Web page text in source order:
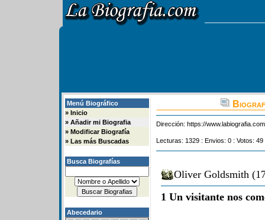
Menú Biográfico
» Inicio
» Añadir mi Biografia
» Modificar Biografía
» Las más Buscadas
Busca Biografías
Abecedario
Dirección: https://
Lecturas: 1329 : Envios: 0 : Votos:
Oliver Goldsmith
1 Un visitante nos